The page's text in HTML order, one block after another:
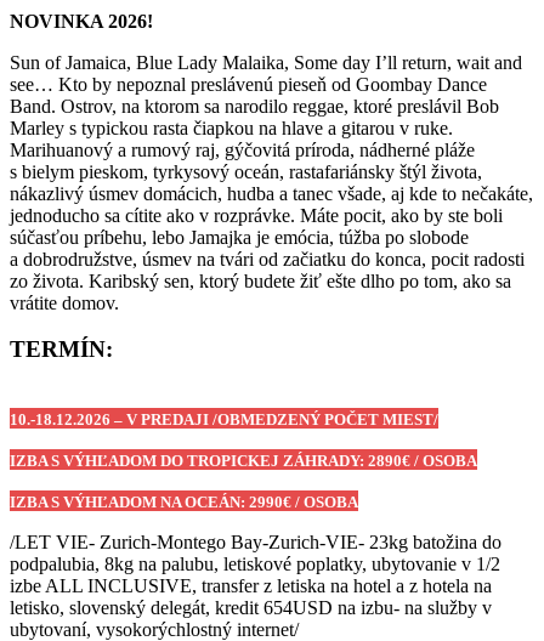
NOVINKA 2026!
Sun of Jamaica, Blue Lady Malaika, Some day I’ll return, wait and
see… Kto by nepoznal preslávenú pieseň od Goombay Dance
Band. Ostrov, na ktorom sa narodilo reggae, ktoré preslávil Bob
Marley s typickou rasta čiapkou na hlave a gitarou v ruke.
Marihuanový a rumový raj, gýčovitá príroda, nádherné pláže
s bielym pieskom, tyrkysový oceán, rastafariánsky štýl života,
nákazlivý úsmev domácich, hudba a tanec všade, aj kde to nečakáte,
jednoducho sa cítite ako v rozprávke. Máte pocit, ako by ste boli
súčasťou príbehu, lebo Jamajka je emócia, túžba po slobode
a dobrodružstve, úsmev na tvári od začiatku do konca, pocit radosti
zo života. Karibský sen, ktorý budete žiť ešte dlho po tom, ako sa
vrátite domov.
TERMÍN:
10.-18.12.2026 – V PREDAJI /OBMEDZENÝ POČET MIEST/
IZBA S VÝHĽADOM DO TROPICKEJ ZÁHRADY: 2890€ / OSOBA
IZBA S VÝHĽADOM NA OCEÁN: 2990€ / OSOBA
/LET VIE- Zurich-Montego Bay-Zurich-VIE- 23kg batožina do
podpalubia, 8kg na palubu, letiskové poplatky, ubytovanie v 1/2
izbe ALL INCLUSIVE, transfer z letiska na hotel a z hotela na
letisko, slovenský delegát, kredit 654USD na izbu- na služby v
ubytovaní, vysokorýchlostný internet/